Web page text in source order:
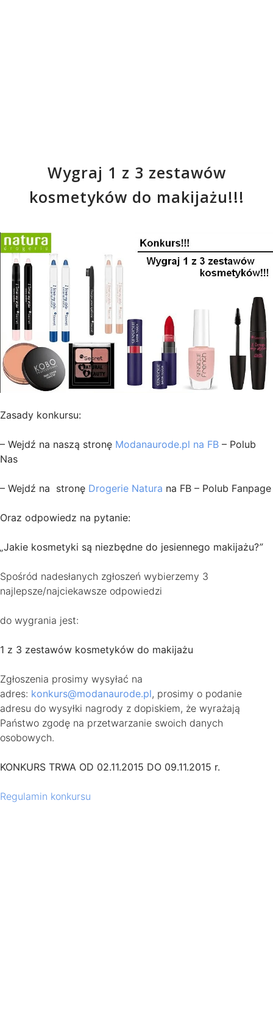
Wygraj 1 z 3 zestawów
kosmetyków do makijażu!!!
Zasady konkursu:
– Wejdź na naszą stronę Modanaurode.pl na FB – Polub
Nas
– Wejdź na stronę Drogerie Natura na FB – Polub Fanpage
Oraz odpowiedz na pytanie:
„Jakie kosmetyki są niezbędne do jesiennego makijażu?”
Spośród nadesłanych zgłoszeń wybierzemy 3
najlepsze/najciekawsze odpowiedzi
do wygrania jest:
1 z 3 zestawów kosmetyków do makijażu
Zgłoszenia prosimy wysyłać na
adres: konkurs@modanaurode.pl, prosimy o podanie
adresu do wysyłki nagrody z dopiskiem, że wyrażają
Państwo zgodę na przetwarzanie swoich danych
osobowych.
KONKURS TRWA OD 02.11.2015 DO 09.11.2015 r.
Regulamin konkursu